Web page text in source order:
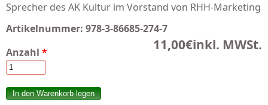
Sprecher des AK Kultur im Vorstand von RHH-Marketing
Artikelnummer: 978-3-86685-274-7
11,00€inkl. MWSt.
Anzahl *